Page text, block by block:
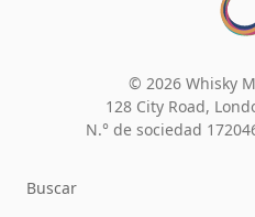
© 2026 Whisky
128 City Road,
N.° de sociedad
Buscar